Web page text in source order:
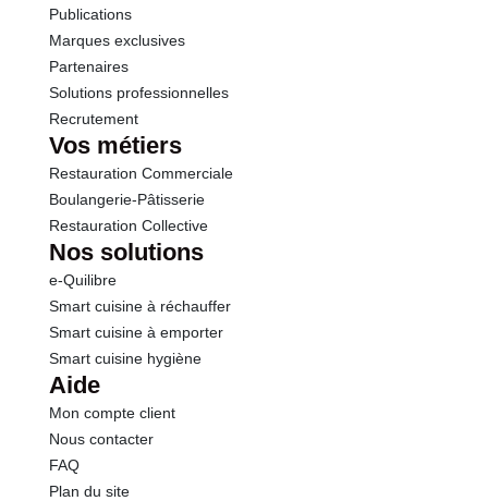
Sel
Publications
Marques exclusives
Partenaires
Solutions professionnelles
Recrutement
Vos métiers
Restauration Commerciale
Boulangerie-Pâtisserie
Restauration Collective
Nos solutions
e-Quilibre
Smart cuisine à réchauffer
Smart cuisine à emporter
Smart cuisine hygiène
Aide
Mon compte client
Nous contacter
FAQ
Plan du site